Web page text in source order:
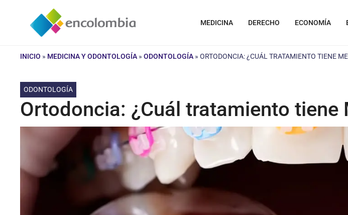
contenido
MEDICINA DERECHO ECONOMÍA
INICIO » MEDICINA Y ODONTOLOGÍA » ODONTOLOGÍA » ORTODONCIA: ¿CUÁL TRATAMIENTO TIENE
ODONTOLOGÍA
Ortodoncia: ¿Cuál tratamiento tiene